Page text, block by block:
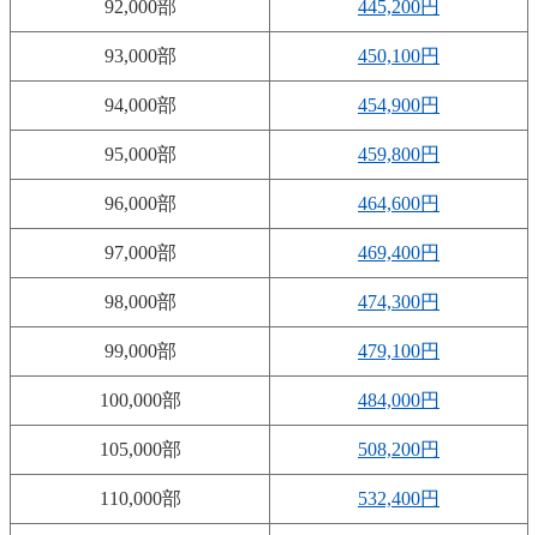
92,000部 445,200円
93,000部 450,100円
94,000部 454,900円
95,000部 459,800円
96,000部 464,600円
97,000部 469,400円
98,000部 474,300円
99,000部 479,100円
100,000部 484,000円
105,000部 508,200円
110,000部 532,400円